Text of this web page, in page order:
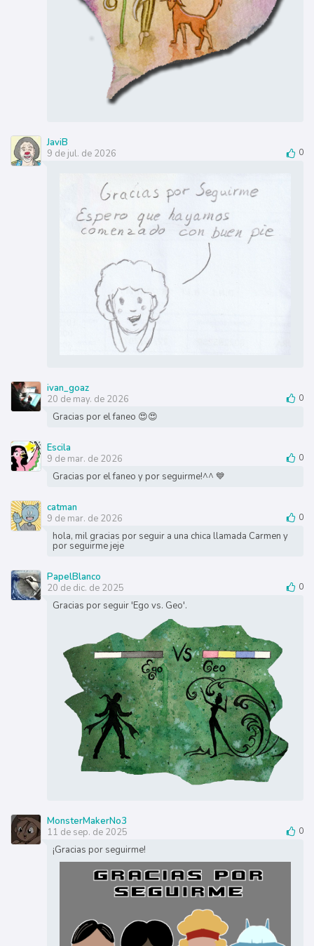
JaviB
9 de jul. de 2026
0
ivan_goaz
20 de may. de 2026
0
Gracias por el faneo 😍😍
Escila
9 de mar. de 2026
0
Gracias por el faneo y por seguirme!^^ 💙
catman
9 de mar. de 2026
0
hola, mil gracias por seguir a una chica llamada Carmen y
por seguirme jeje
PapelBlanco
20 de dic. de 2025
0
Gracias por seguir 'Ego vs. Geo'.
MonsterMakerNo3
11 de sep. de 2025
0
¡Gracias por seguirme!